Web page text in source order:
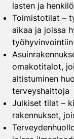
lasten ja
Toimistotilat –
aikaa ja joissa
omakotitalot,
altistuminen
terveyshaittoja
Julkiset tilat –
rakennukset,